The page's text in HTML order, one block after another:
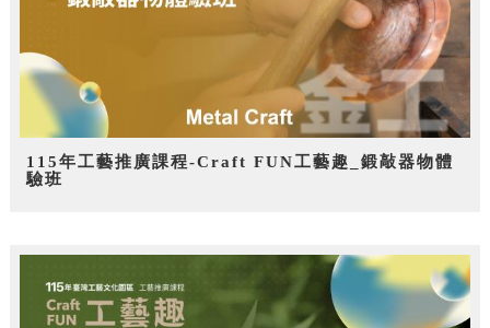
115年工藝推廣課程-Craft FUN工藝趣_鍛敲器物體
驗班